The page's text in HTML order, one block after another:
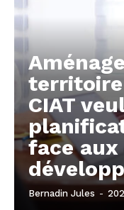
territoire
CIAT
face
Bernadin Jules -